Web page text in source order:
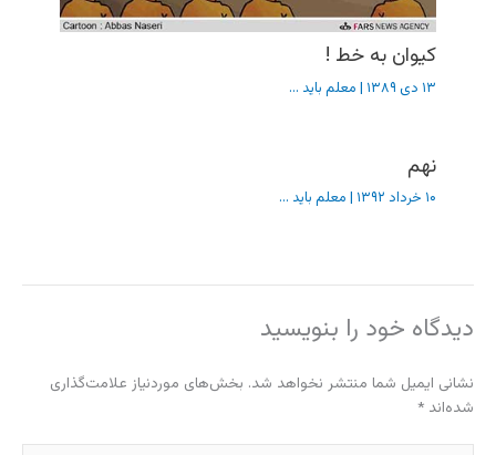
کیوان به خط !
۱۳ دی ۱۳۸۹ | معلم باید ...
نهم
۱۰ خرداد ۱۳۹۲ | معلم باید ...
دیدگاه‌ خود را بنویسید
نشانی ایمیل شما منتشر نخواهد شد. بخش‌های موردنیاز علامت‌گذاری
شده‌اند *